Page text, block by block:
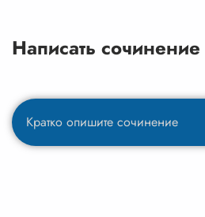
Написать сочинение